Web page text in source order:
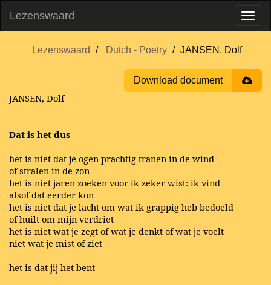
Lezenswaard
Lezenswaard Dutch - Poetry JANSEN, Dolf
Download document
JANSEN, Dolf
Dat is het dus
het is niet dat je ogen prachtig tranen in de wind
of stralen in de zon
het is niet jaren zoeken voor ik zeker wist: ik vind
alsof dat eerder kon
het is niet dat je lacht om wat ik grappig heb bedoeld
of huilt om mijn verdriet
het is niet wat je zegt of wat je denkt of wat je voelt
niet wat je mist of ziet
het is dat jij het bent